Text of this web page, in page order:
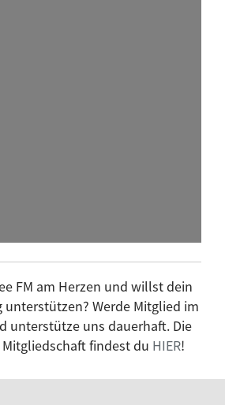
FM am Herzen und willst dein
unterstützen? Werde Mitglied im
unterstütze uns dauerhaft. Die
findest du HIER!